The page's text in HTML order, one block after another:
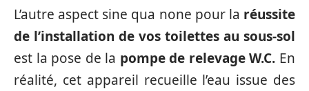
L’autre aspect sine qua none pour la réussite
de l’installation de vos toilettes au sous-sol
est la pose de la pompe de relevage W.C. En
réalité, cet appareil recueille l’eau issue des